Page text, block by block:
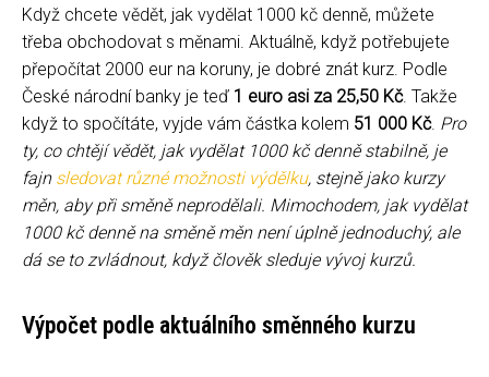
Když chcete vědět, jak vydělat 1000 kč denně, můžete
třeba obchodovat s měnami. Aktuálně, když potřebujete
přepočítat 2000 eur na koruny, je dobré znát kurz. Podle
České národní banky je teď 1 euro asi za 25,50 Kč. Takže
když to spočítáte, vyjde vám částka kolem 51 000 Kč. Pro
ty, co chtějí vědět, jak vydělat 1000 kč denně stabilně, je
fajn sledovat různé možnosti výdělku, stejně jako kurzy
měn, aby při směně neprodělali. Mimochodem, jak vydělat
1000 kč denně na směně měn není úplně jednoduchý, ale
dá se to zvládnout, když člověk sleduje vývoj kurzů.
Výpočet podle aktuálního směnného kurzu